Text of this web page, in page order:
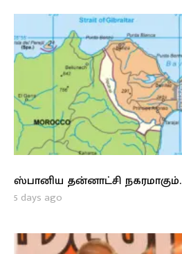
ஸ்பானிய தன்னாட்சி நகரமாகும்.
5 days ago